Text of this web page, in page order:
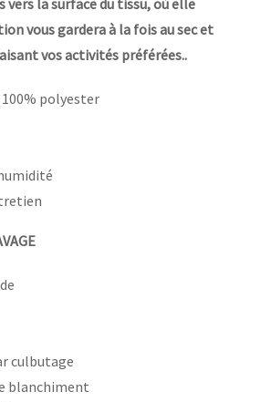
la surface du tissu, où elle
vous gardera à la fois au sec et
vos activités préférées..
polyester
culbutage
blanchiment